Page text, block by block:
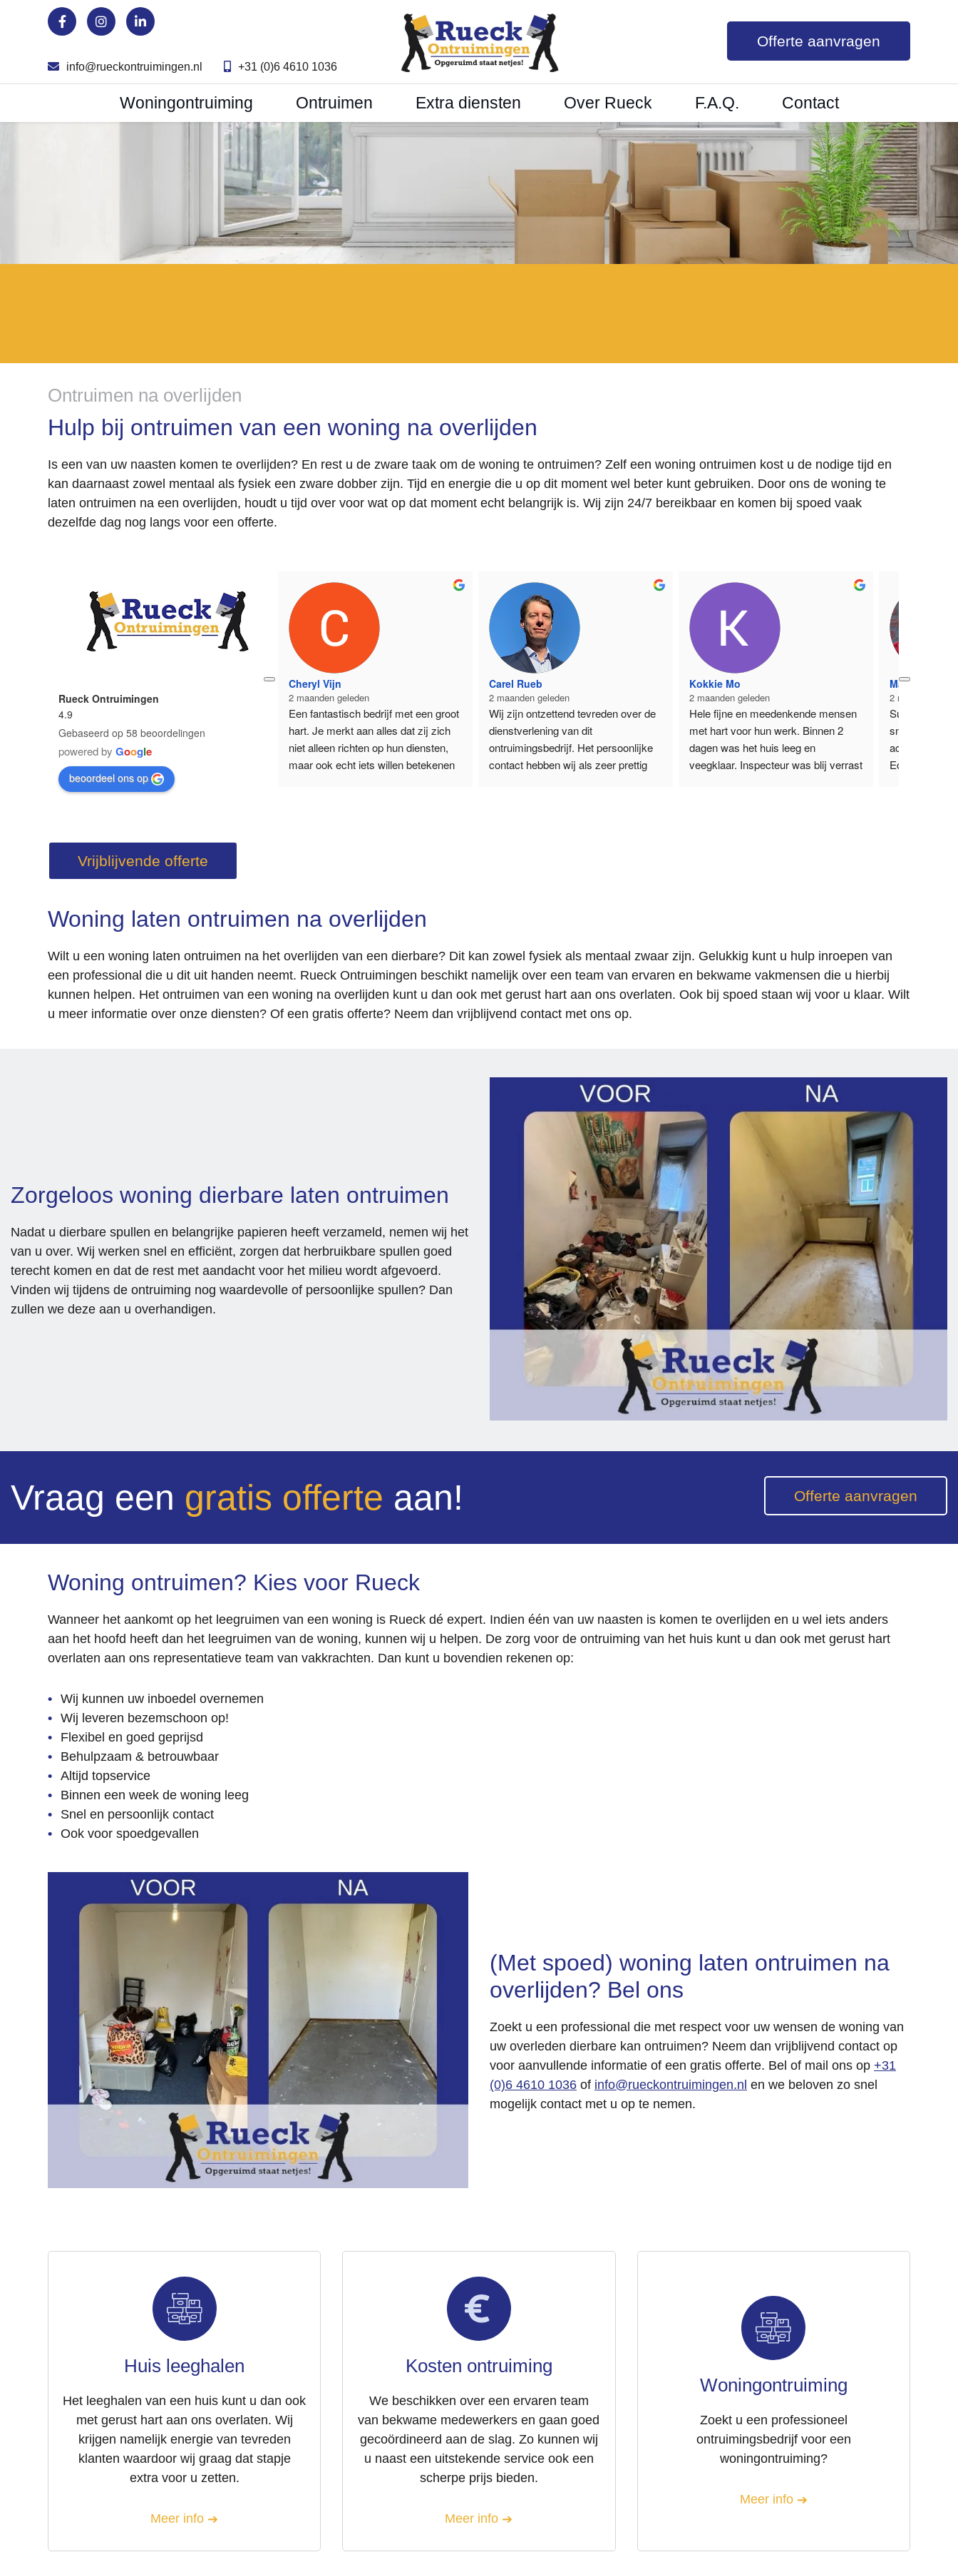
info@rueckontruimingen.nl +31 (0)6 4610 1036
Offerte aanvragen
Woningontruiming Ontruimen Extra diensten Over Rueck F.A.Q. Contact
Ontruimen na overlijden
Hulp bij ontruimen van een woning na overlijden
Is een van uw naasten komen te overlijden? En rest u de zware taak om de woning te ontruimen? Zelf een woning ontruimen kost u de nodige tijd en
kan daarnaast zowel mentaal als fysiek een zware dobber zijn. Tijd en energie die u op dit moment wel beter kunt gebruiken. Door ons de woning te
laten ontruimen na een overlijden, houdt u tijd over voor wat op dat moment echt belangrijk is. Wij zijn 24/7 bereikbaar en komen bij spoed vaak
dezelfde dag nog langs voor een offerte.
Rueck Ontruimingen
4.9
Gebaseerd op 58 beoordelingen
powered by Google
beoordeel ons op
Cheryl Vijn
2 maanden geleden
Een fantastisch bedrijf met een groot
hart. Je merkt aan alles dat zij zich
niet alleen richten op hun diensten,
maar ook echt iets willen betekenen
Carel Rueb
2 maanden geleden
Wij zijn ontzettend tevreden over de
dienstverlening van dit
ontruimingsbedrijf. Het persoonlijke
contact hebben wij als zeer prettig
aansloot op andere afspraken en
bezoeken, wat voor ons veel rust
gaf.
De ontruiming zelf is netjes en
kijken terug op een fijne
samenwerking en kunnen dit bedrijf
van harte aanbevelen.
Kokkie Mo
2 maanden geleden
Hele fijne en meedenkende mensen
met hart voor hun werk. Binnen 2
dagen was het huis leeg en
veegklaar. Inspecteur was blij verrast
Martijn Zagt
2 maanden
Super fijn
snel
achtergelaten.
Echte
Vrijblijvende offerte
Woning laten ontruimen na overlijden
Wilt u een woning laten ontruimen na het overlijden van een dierbare? Dit kan zowel fysiek als mentaal zwaar zijn. Gelukkig kunt u hulp inroepen van
een professional die u dit uit handen neemt. Rueck Ontruimingen beschikt namelijk over een team van ervaren en bekwame vakmensen die u hierbij
kunnen helpen. Het ontruimen van een woning na overlijden kunt u dan ook met gerust hart aan ons overlaten. Ook bij spoed staan wij voor u klaar. Wilt
u meer informatie over onze diensten? Of een gratis offerte? Neem dan vrijblijvend contact met ons op.
Zorgeloos woning dierbare laten ontruimen
Nadat u dierbare spullen en belangrijke papieren heeft verzameld, nemen wij het
van u over. Wij werken snel en efficiënt, zorgen dat herbruikbare spullen goed
terecht komen en dat de rest met aandacht voor het milieu wordt afgevoerd.
Vinden wij tijdens de ontruiming nog waardevolle of persoonlijke spullen? Dan
zullen we deze aan u overhandigen.
Vraag een gratis offerte aan! Offerte aanvragen
Woning ontruimen? Kies voor Rueck
Wanneer het aankomt op het leegruimen van een woning is Rueck dé expert. Indien één van uw naasten is komen te overlijden en u wel iets anders
aan het hoofd heeft dan het leegruimen van de woning, kunnen wij u helpen. De zorg voor de ontruiming van het huis kunt u dan ook met gerust hart
overlaten aan ons representatieve team van vakkrachten. Dan kunt u bovendien rekenen op:
Wij kunnen uw inboedel overnemen
Wij leveren bezemschoon op!
Flexibel en goed geprijsd
Behulpzaam & betrouwbaar
Altijd topservice
Binnen een week de woning leeg
Snel en persoonlijk contact
Ook voor spoedgevallen
(Met spoed) woning laten ontruimen na
overlijden? Bel ons
Zoekt u een professional die met respect voor uw wensen de woning van
uw overleden dierbare kan ontruimen? Neem dan vrijblijvend contact op
voor aanvullende informatie of een gratis offerte. Bel of mail ons op +31
(0)6 4610 1036 of info@rueckontruimingen.nl en we beloven zo snel
mogelijk contact met u op te nemen.
Huis leeghalen
Het leeghalen van een huis kunt u dan ook
met gerust hart aan ons overlaten. Wij
krijgen namelijk energie van tevreden
klanten waardoor wij graag dat stapje
extra voor u zetten.
Meer info
Kosten ontruiming
We beschikken over een ervaren team
van bekwame medewerkers en gaan goed
gecoördineerd aan de slag. Zo kunnen wij
u naast een uitstekende service ook een
scherpe prijs bieden.
Meer info
Woningontruiming
Zoekt u een professioneel
ontruimingsbedrijf voor een
woningontruiming?
Meer info